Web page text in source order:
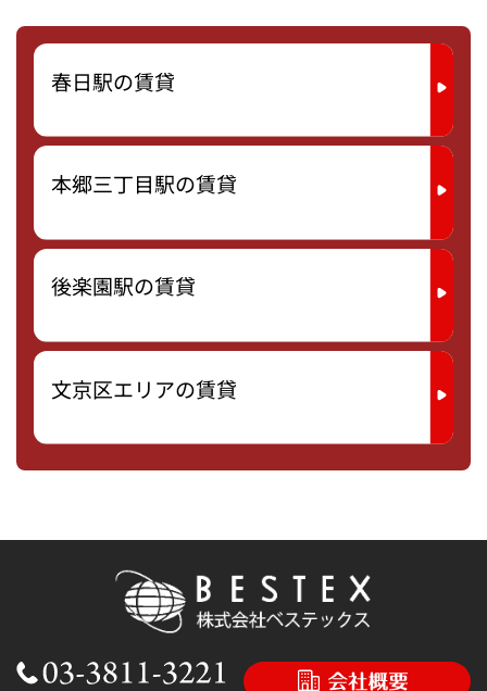
春日駅の賃貸
本郷三丁目駅の賃貸
後楽園駅の賃貸
文京区エリアの賃貸